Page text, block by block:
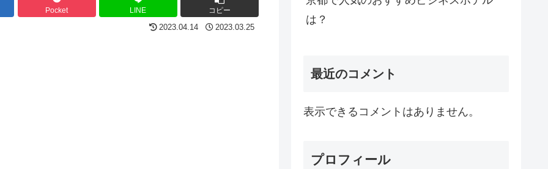
Pocket LINE コピー
2023.04.14 2023.03.25
は？
最近のコメント
表示できるコメントはありません。
プロフィール